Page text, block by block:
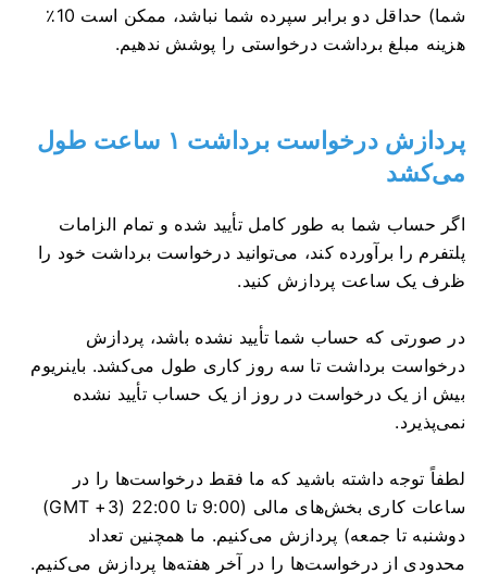
شما) حداقل دو برابر سپرده شما نباشد، ممکن است 10٪
هزینه مبلغ برداشت درخواستی را پوشش ندهیم.
پردازش درخواست برداشت ۱ ساعت طول
می‌کشد
اگر حساب شما به طور کامل تأیید شده و تمام الزامات
پلتفرم را برآورده کند، می‌توانید درخواست برداشت خود را
ظرف یک ساعت پردازش کنید.
در صورتی که حساب شما تأیید نشده باشد، پردازش
درخواست برداشت تا سه روز کاری طول می‌کشد. باینریوم
بیش از یک درخواست در روز از یک حساب تأیید نشده
نمی‌پذیرد.
لطفاً توجه داشته باشید که ما فقط درخواست‌ها را در
ساعات کاری بخش‌های مالی (9:00 تا 22:00 (GMT +3)
دوشنبه تا جمعه) پردازش می‌کنیم. ما همچنین تعداد
محدودی از درخواست‌ها را در آخر هفته‌ها پردازش می‌کنیم.